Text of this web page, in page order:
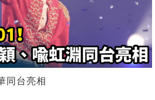
同台亮相